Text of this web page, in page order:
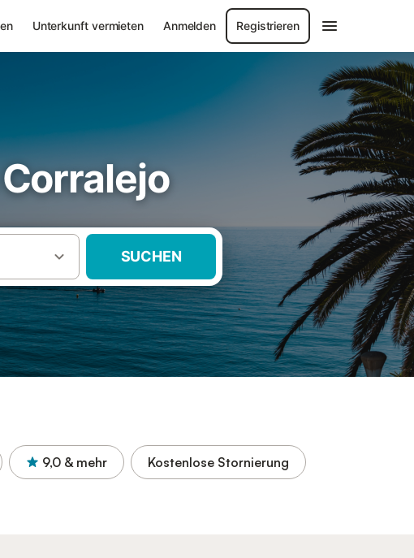
Unterkunft vermieten Anmelden Registrieren
SUCHEN
9,0 & mehr Kostenlose Stornierung